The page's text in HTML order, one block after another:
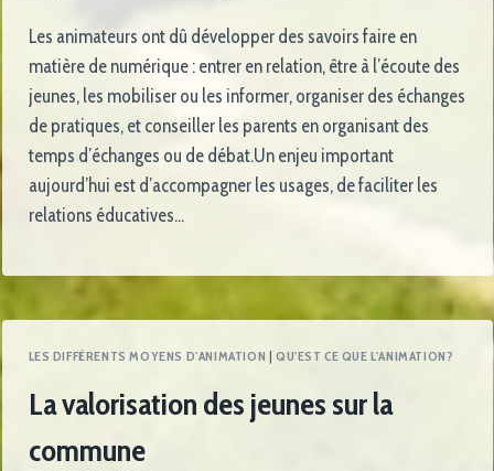
Les animateurs ont dû développer des savoirs faire en
matière de numérique : entrer en relation, être à l’écoute des
jeunes, les mobiliser ou les informer, organiser des échanges
de pratiques, et conseiller les parents en organisant des
temps d’échanges ou de débat.Un enjeu important
aujourd’hui est d’accompagner les usages, de faciliter les
relations éducatives…
LES DIFFÉRENTS MOYENS D'ANIMATION | QU'EST CE QUE L'ANIMATION?
La valorisation des jeunes sur la
commune